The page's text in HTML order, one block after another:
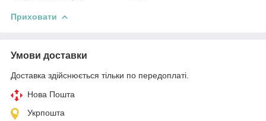
Приховати
Умови доставки
Доставка здійснюється тільки по передоплаті.
Нова Пошта
Укрпошта